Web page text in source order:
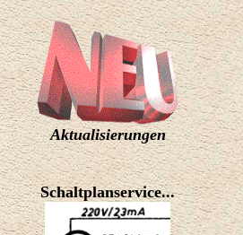
Aktualisierungen
Schaltplanservice...